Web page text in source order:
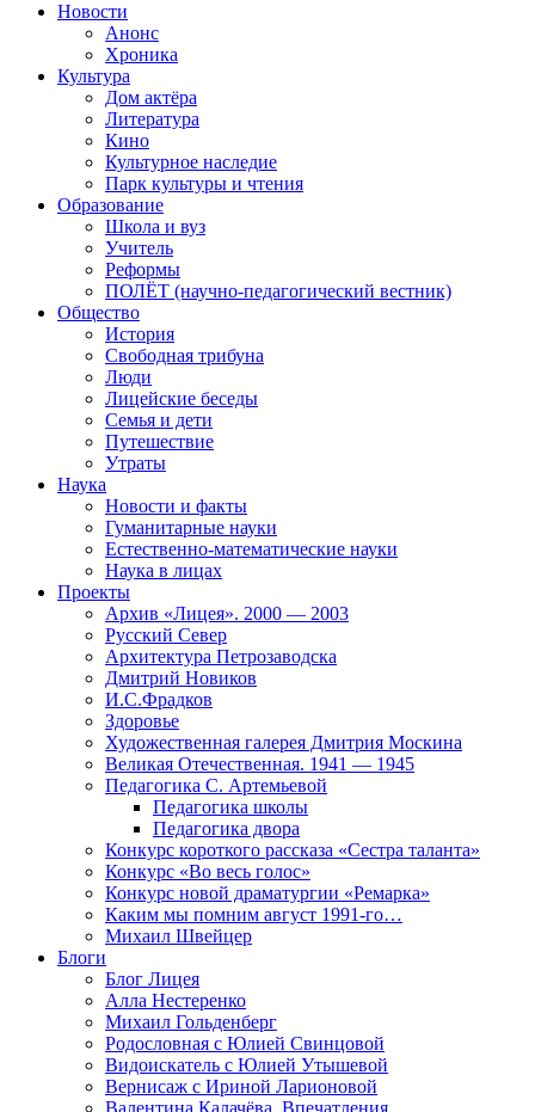
Новости
Анонс
Хроника
Культура
Дом актёра
Литература
Кино
Культурное наследие
Парк культуры и чтения
Образование
Школа и вуз
Учитель
Реформы
ПОЛЁТ (научно-педагогический вестник)
Общество
История
Свободная трибуна
Люди
Лицейские беседы
Семья и дети
Путешествие
Утраты
Наука
Новости и факты
Гуманитарные науки
Естественно-математические науки
Наука в лицах
Проекты
Архив «Лицея». 2000 — 2003
Русский Север
Архитектура Петрозаводска
Дмитрий Новиков
И.С.Фрадков
Здоровье
Художественная галерея Дмитрия Москина
Великая Отечественная. 1941 — 1945
Педагогика С. Артемьевой
Педагогика школы
Педагогика двора
Конкурс короткого рассказа «Сестра таланта»
Конкурс «Во весь голос»
Конкурс новой драматургии «Ремарка»
Каким мы помним август 1991-го…
Михаил Швейцер
Блоги
Блог Лицея
Алла Нестеренко
Михаил Гольденберг
Родословная с Юлией Свинцовой
Видоискатель с Юлией Утышевой
Вернисаж с Ириной Ларионовой